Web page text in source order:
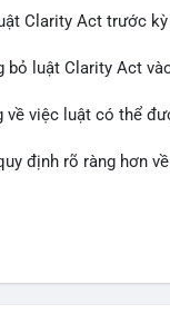
Clarity Act trước
bỏ luật Clarity Act
về việc luật có thể
định rõ ràng hơn
sự tin tưởng của nhà